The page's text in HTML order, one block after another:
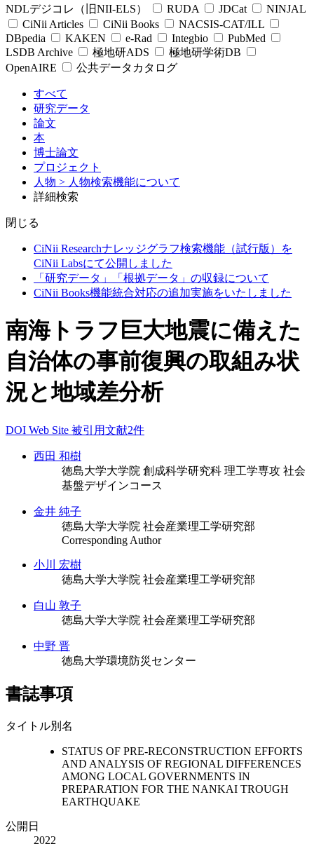
NDLデジコレ（旧NII-ELS）
RUDA JDCat
NINJAL
CiNii Articles
CiNii Books
NACSIS-CAT/ILL
DBpedia
KAKEN e-Rad Integbio
PubMed
LSDB Archive
極地研ADS
極地研学術DB
OpenAIRE
公共データカタログ
すべて
研究データ
論文
本
博士論文
プロジェクト
人物 > 人物検索機能について
詳細検索
閉じる
CiNii Researchナレッジグラフ検索機能（試行版）を
CiNii Labsにて公開しました
「研究データ」「根拠データ」の収録について
CiNii Books機能統合対応の追加実施をいたしました
南海トラフ巨大地震に備えた
自治体の事前復興の取組み状
況と地域差分析
DOI Web Site 被引用文献2件
西田 和樹
徳島大学大学院 創成科学研究科 理工学専攻 社会
基盤デザインコース
金井 純子
徳島大学大学院 社会産業理工学研究部
Corresponding Author
小川 宏樹
徳島大学大学院 社会産業理工学研究部
白山 敦子
徳島大学大学院 社会産業理工学研究部
中野 晋
徳島大学環境防災センター
書誌事項
タイトル別名
STATUS OF PRE-RECONSTRUCTION EFFORTS
AND ANALYSIS OF REGIONAL DIFFERENCES
AMONG LOCAL GOVERNMENTS IN
PREPARATION FOR THE NANKAI TROUGH
EARTHQUAKE
公開日
2022